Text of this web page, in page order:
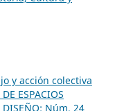
y acción colectiva
ESPACIOS
DISEÑO: Núm. 24